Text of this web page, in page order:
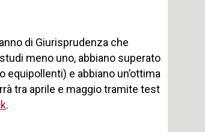
di Giurisprudenza che
meno uno, abbiano superato
e abbiano un’ottima
tra aprile e maggio tramite test
.